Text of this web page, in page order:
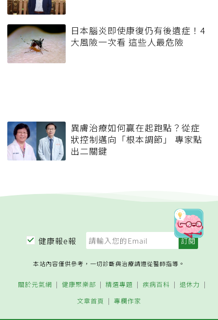
日本腦炎即使康復仍有後遺症！4
大風險一次看 這些人最危險
異膚治療如何贏在起跑點？從症
狀控制邁向「根本調節」 專家點
出二關鍵
健康報e報
本站內容僅供參考，一切診斷與治療請遵從醫師指導。
關於元氣網 健康聚樂部 精選專題 疾病百科
退休力
文章首頁
專欄作家